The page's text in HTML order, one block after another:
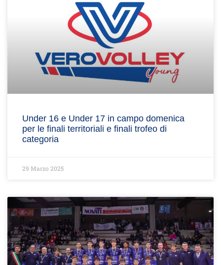
Under 16 e Under 17 in campo domenica
per le finali territoriali e finali trofeo di
categoria
29 Marzo 2025